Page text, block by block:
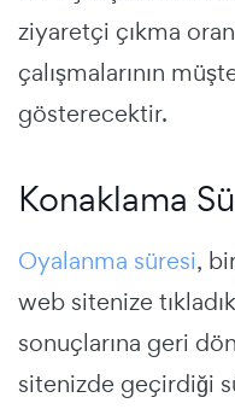
ziyaretçi çıkma
çalışmalarının
gösterecektir.
Konaklama
Oyalanma süresi,
web sitenize
sonuçlarına geri
sitenizde geçirdiği